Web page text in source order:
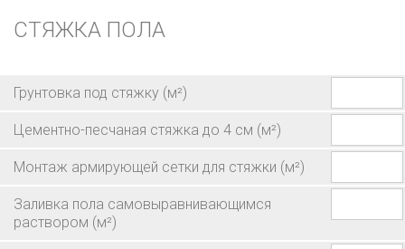
СТЯЖКА ПОЛА
Грунтовка под стяжку (м²)
Цементно-песчаная стяжка до 4 см (м²)
Монтаж армирующей сетки для стяжки (м²)
Заливка пола самовыравнивающимся
раствором (м²)